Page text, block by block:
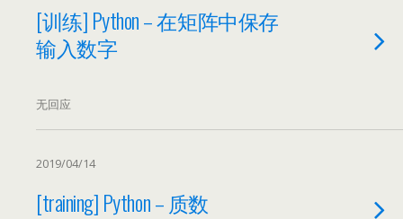
[训练] Python – 在矩阵中保存
输入数字
无回应
2019/04/14
[training] Python – 质数